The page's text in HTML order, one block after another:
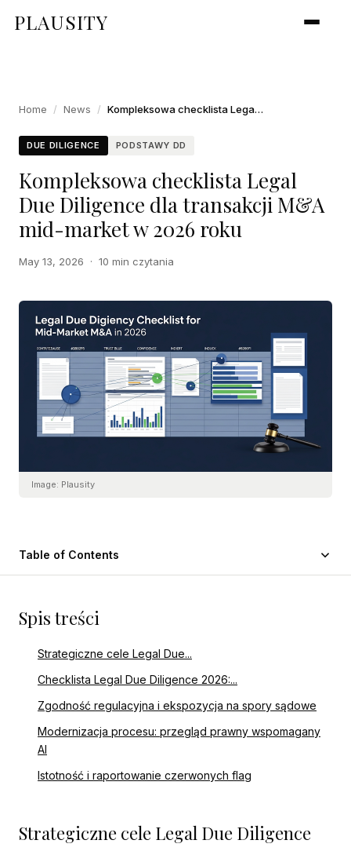
PLAUSITY
Home / News / Kompleksowa checklista Legal Due Diligence dla transakcji M&A mid-market w 2026 roku
DUE DILIGENCE PODSTAWY DD
Kompleksowa checklista Legal
Due Diligence dla transakcji M&A
mid-market w 2026 roku
May 13, 2026 · 10 min czytania
Image: Plausity
Table of Contents
Spis treści
Strategiczne cele Legal Due...
Checklista Legal Due Diligence 2026:...
Zgodność regulacyjna i ekspozycja na spory sądowe
Modernizacja procesu: przegląd prawny wspomagany
AI
Istotność i raportowanie czerwonych flag
Strategiczne cele Legal Due Diligence